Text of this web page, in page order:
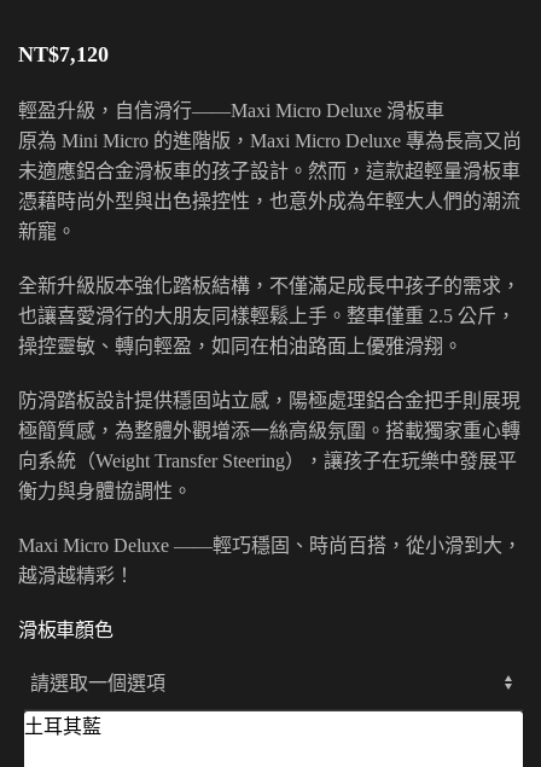
NT$7,120
輕盈升級，自信滑行——Maxi Micro Deluxe 滑板車
原為 Mini Micro 的進階版，Maxi Micro Deluxe 專為長高又尚
未適應鋁合金滑板車的孩子設計。然而，這款超輕量滑板車
憑藉時尚外型與出色操控性，也意外成為年輕大人們的潮流
新寵。
全新升級版本強化踏板結構，不僅滿足成長中孩子的需求，
也讓喜愛滑行的大朋友同樣輕鬆上手。整車僅重 2.5 公斤，
操控靈敏、轉向輕盈，如同在柏油路面上優雅滑翔。
防滑踏板設計提供穩固站立感，陽極處理鋁合金把手則展現
極簡質感，為整體外觀增添一絲高級氛圍。搭載獨家重心轉
向系統（Weight Transfer Steering），讓孩子在玩樂中發展平
衡力與身體協調性。
Maxi Micro Deluxe ——輕巧穩固、時尚百搭，從小滑到大，
越滑越精彩！
滑板車顏色
土耳其藍